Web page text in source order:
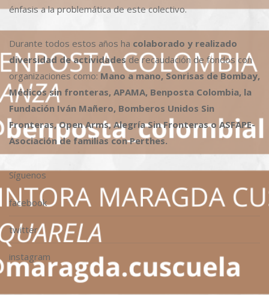
énfasis a la problemática de este colectivo.
Durante todos estos años ha colaborado y realizado
diversidad de actividadesde recaudación de fondos con
organizaciones como:Mano a mano, Sonrisas de Bombay,
Médicos sin fronteras, APAMA, Benposta Colombia, la
Fundación Iván Mañero, Bomberos Unidos Sin
Fronteras, Open Arms, Alegría Sin Fronteras o ASFAPE-
Asociación de familias con Perthes.
Síguenos
facebook
twitter
instagram